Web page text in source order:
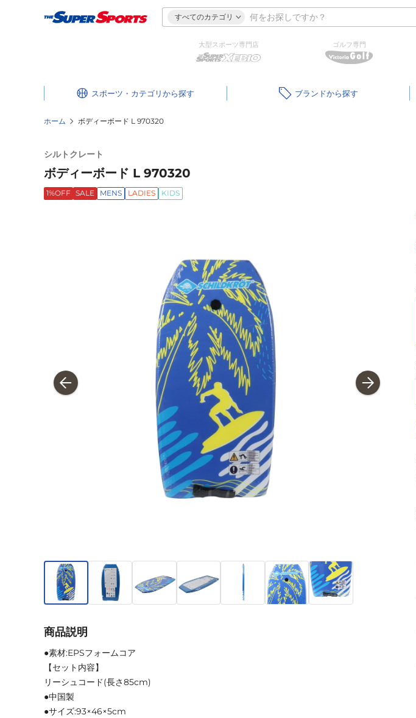
すべてのカテゴリ
大型スポーツ専門店 ゴルフ専門
スポーツ・カテゴリ ブランド
ホーム ボディーボード L 970320
シルトクレート
ボディーボード L 970320
1%OFF SALE MENS LADIES KIDS
商品説明
●素材:EPSフォームコア
【セット内容】
リーシュコード(長さ85cm)
●中国製
●サイズ:93×46×5cm